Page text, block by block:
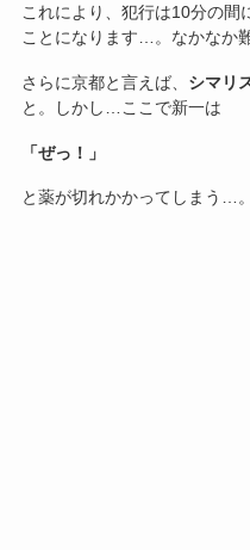
これにより、犯行は10分の間
ことになります…。なかなか
さらに京都と言えば、 シマリ
と。しかし…ここで新一は
「ぜっ！」
と薬が切れかかってしまう…。